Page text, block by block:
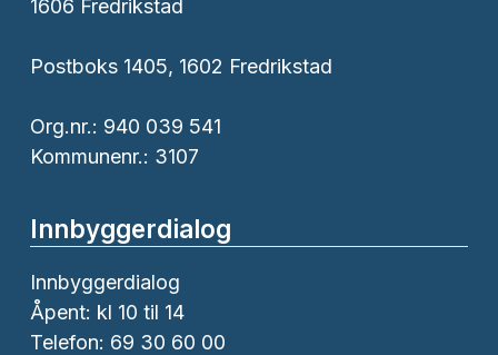
1606 Fredrikstad
Postboks 1405, 1602 Fredrikstad
Org.nr.: 940 039 541
Kommunenr.: 3107
Innbyggerdialog
Innbyggerdialog
Åpent: kl 10 til 14
Telefon: 69 30 60 00